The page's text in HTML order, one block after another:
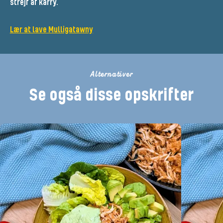
strejf af karry.
Lær at lave Mulligatawny
Alternativer
Se også disse opskrifter